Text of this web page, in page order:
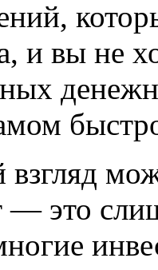
и вы не
— это